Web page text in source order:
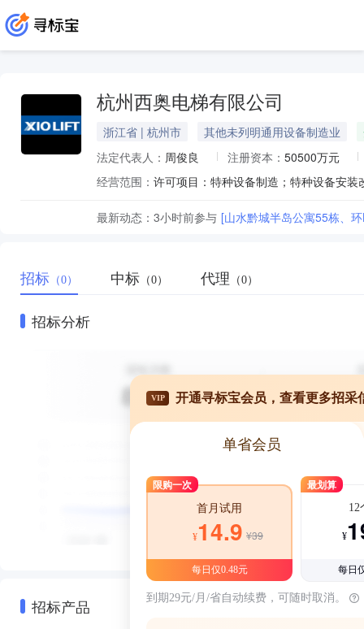
杭州西奥电梯有限公司
浙江省 | 杭州市 其他未列明通用设备制造业
法定代表人： 周俊良 注册资本： 50500万元
经营范围：
最新动态： 3小时前参与 [山水黔城半岛公寓55栋、
招标 （0） 中标 （0） 代理 （0）
招标分析
招标产品
VIP 开通寻标宝会员，查看更多招采
单省会员
限购一次
首月试用
¥14.9 ¥39
每日仅0.48元
最划算
12
¥
每日
到期29元/月/省自动续费，可随时取消。